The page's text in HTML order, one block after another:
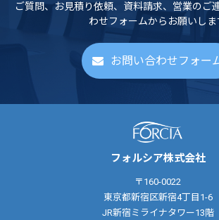
ご質問、お見積り依頼、資料請求、営業のご
わせフォームからお願いしま
お問い合わせフォー
フォルシア株式会社
〒160-0022
東京都新宿区新宿4丁目1-6
JR新宿ミライナタワー13階